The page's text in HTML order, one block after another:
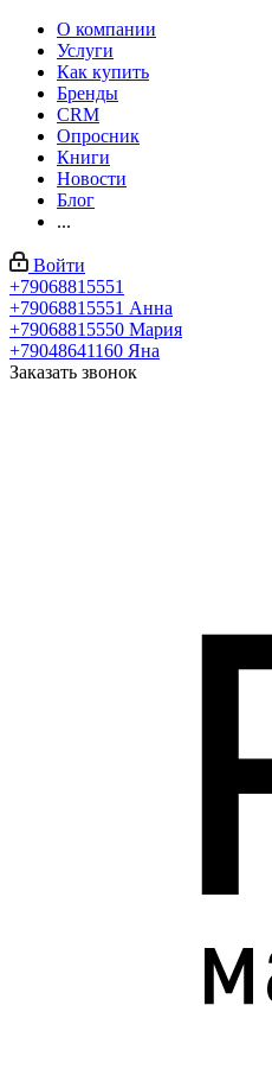
О компании
Услуги
Как купить
Бренды
CRM
Опросник
Книги
Новости
Блог
...
Войти
+79068815551
+79068815551 Анна
+79068815550 Мария
+79048641160 Яна
Заказать звонок